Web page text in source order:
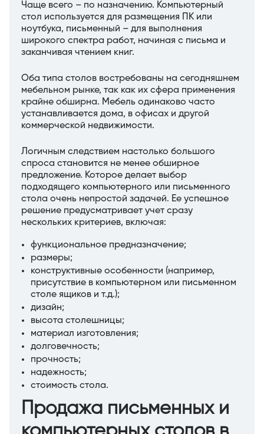
Чаще всего – по назначению. Компьютерный
стол используется для размещения ПК или
ноутбука, письменный – для выполнения
широкого спектра работ, начиная с письма и
заканчивая чтением книг.
Оба типа столов востребованы на сегодняшнем
мебельном рынке, так как их сфера применения
крайне обширна. Мебель одинаково часто
устанавливается дома, в офисах и другой
коммерческой недвижимости.
Логичным следствием настолько большого
спроса становится не менее обширное
предложение. Которое делает выбор
подходящего компьютерного или письменного
стола очень непростой задачей. Ее успешное
решение предусматривает учет сразу
нескольких критериев, включая:
функциональное предназначение;
размеры;
конструктивные особенности (например,
присутствие в компьютерном или письменном
столе ящиков и т.д.);
дизайн;
высота столешницы;
материал изготовления;
долговечность;
прочность;
надежность;
стоимость стола.
Продажа письменных и